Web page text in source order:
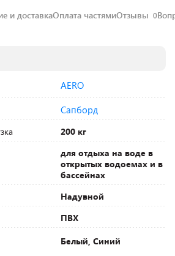
и доставкаОплата частямиОтзывы 0
AERO
Сапборд
200 кг
для отдыха на воде в
открытых водоемах и в
бассейнах
Надувной
ПВХ
Белый, Синий